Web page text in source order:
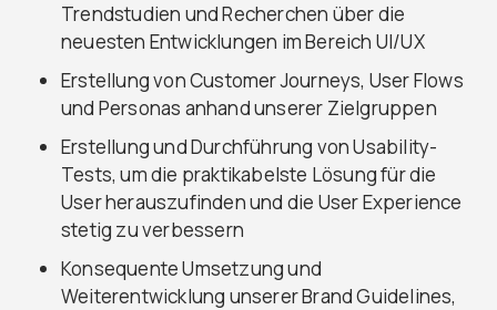
Trendstudien und Recherchen über die
neuesten Entwicklungen im Bereich UI/UX
Erstellung von Customer Journeys, User Flows
und Personas anhand unserer Zielgruppen
Erstellung und Durchführung von Usability-
Tests, um die praktikabelste Lösung für die
User herauszufinden und die User Experience
stetig zu verbessern
Konsequente Umsetzung und
Weiterentwicklung unserer Brand Guidelines,